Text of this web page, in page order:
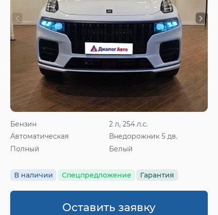
Бензин
2 л, 254 л.с.
Автоматическая
Внедорожник 5 дв.
Полный
Белый
В наличии Спецпредложение Гарантия
Оставить заявку